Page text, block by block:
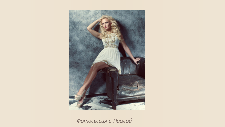
Фотосессия с Паолой